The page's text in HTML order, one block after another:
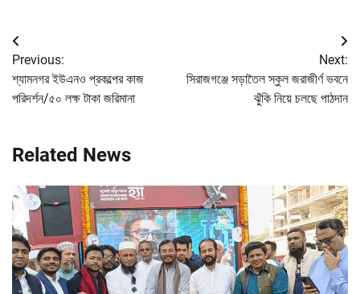
Post
navigation
Previous:
শ্যামনগর ইউএনও প্রকল্পের কাজ
পরিদর্শন/৫০ লক্ষ টাকা জরিমানা
Next:
সিরাজগঞ্জে সড়াতৈল স্কুল জরাজীর্ণ ভবনে
ঝুঁকি নিয়ে চলছে পাঠদান
Related News